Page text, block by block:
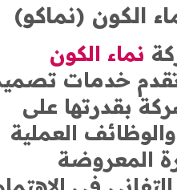
الكون (نماكو)
نماء الكون
تقدم خدمات
بقدرتها على
العملية
المعروضة